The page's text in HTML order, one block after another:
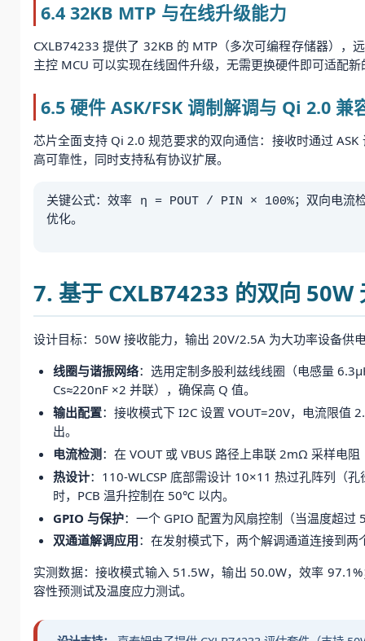
6.4 32KB MTP 与在线升级能力
CXLB74233 提供了 32KB 的 MTP（多次可编程存储器），
主控 MCU 可以实现在线固件升级，无需更换硬件即可适配
6.5 硬件 ASK/FSK 调制解调与 Qi 2.0 兼
芯片全面支持 Qi 2.0 规范要求的双向通信：接收时通过
高可靠性，同时支持私有协议扩展。
关键公式：效率 η = POUT / PIN × 100%；双向电
优化。
7. 基于 CXLB74233 的双向 50W
设计目标：50W 接收能力，输出 20V/2.5A 为大功率设备供
线圈与谐振网络：选用定制多股利兹线线圈（电感量
Cs≈220nF ×2 并联），确保高 Q 值。
输出配置：接收模式下 I2C 设置 VOUT=20V，电流限值
出。
电流检测 ：在 VOUT 或 VBUS 路径上串联 2mΩ 采样电
热设计：110-WLCSP 底部需设计 10×11 热过孔阵列（
时，PCB 温升控制在 50℃ 以内。
GPIO 与保护：一个 GPIO 配置为风扇控制（当温度超
双通道解调应用：在发射模式下，两个解调通道连接到
实测数据：接收模式输入 51.5W，输出 50.0W，效率
容性预测试及温度应力测试。